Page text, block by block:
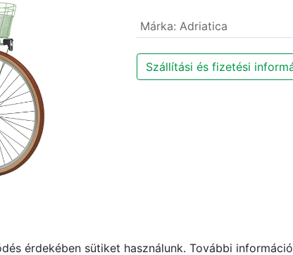
Márka: Adriatica
Szállítási és fizetési
érdekében sütiket használunk. További